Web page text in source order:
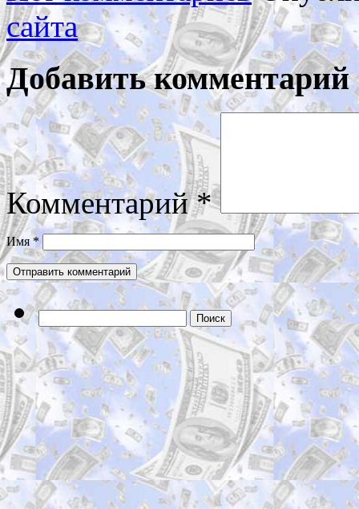
сайта
Добавить комментарий
Комментарий*
Имя *
Найти: